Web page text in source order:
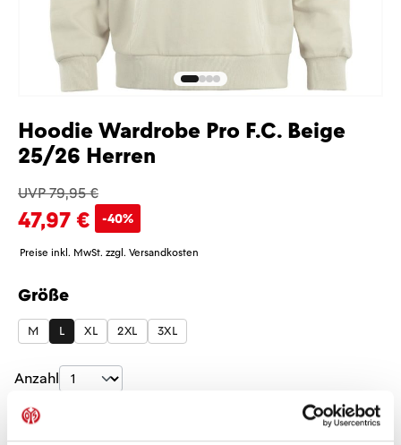
Hoodie Wardrobe Pro F.C. Beige
25/26 Herren
UVP 79,95 €
47,97 € -40%
Preise inkl. MwSt. zzgl. Versandkosten
Größe
auswählen
M L XL 2XL 3XL
Produkt Anzahl: Gib den gewünschten
Anzahl
Sofort verfügbar, Lieferzeit: 5-7 Tage